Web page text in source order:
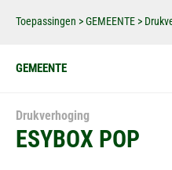
Toepassingen >GEMEENTE >
GEMEENTE
Drukverhoging
ESYBOX POP